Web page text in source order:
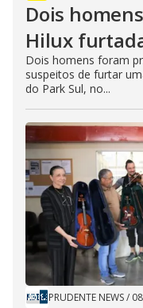
Dois
Hilux
Dois homens foram
suspeitos de furtar
do Park Sul, no...
PRUDENTE NEWS/